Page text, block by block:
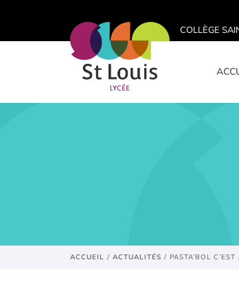
COLLÈGE
ACCUEIL / ACTUALITÉS / PASTA’BOL